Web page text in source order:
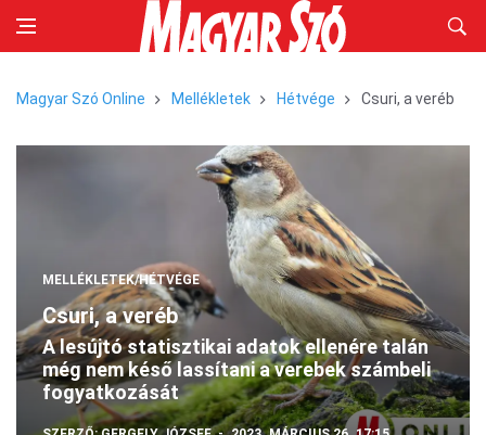
Magyar Szó Online Mellékletek Hétvége Csuri, a veréb
MELLÉKLETEK/HÉTVÉGE
Csuri, a veréb
A lesújtó statisztikai adatok ellenére talán
még nem késő lassítani a verebek számbeli
fogyatkozását